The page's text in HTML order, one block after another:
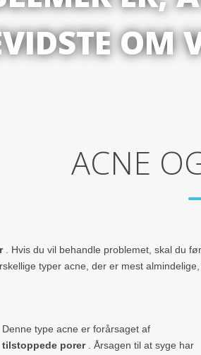
OM
ACNE
. Hvis du vil behandle problemet, skal du
typer acne, der er mest
Denne type acne er forårsaget af
tilstoppede porer. Årsagen til at syge har